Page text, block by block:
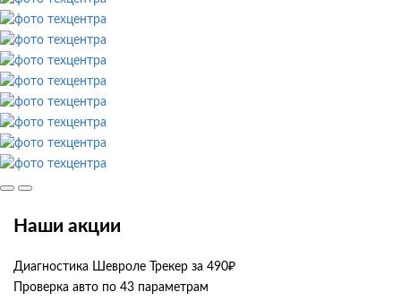
Наши акции
Диагностика Шевроле Трекер за 490₽
Проверка авто по 43 параметрам